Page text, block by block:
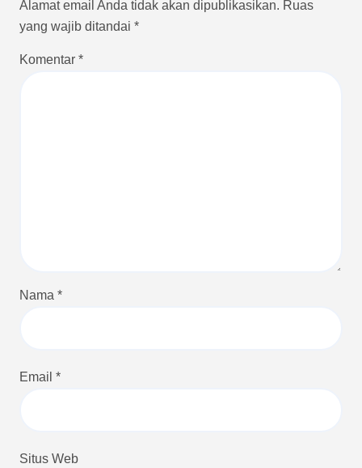
Alamat email Anda tidak akan dipublikasikan. Ruas
yang wajib ditandai *
Komentar *
Nama *
Email *
Situs Web